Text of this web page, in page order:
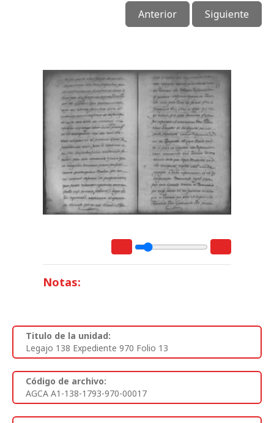
Anterior Siguiente
Notas:
Titulo de la unidad:
Legajo 138 Expediente 970 Folio 13
Código de archivo:
AGCA A1-138-1793-970-00017